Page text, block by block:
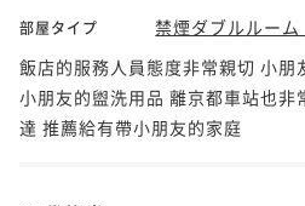
部屋タイプ
禁煙ダブルルー
飯店的服務人員態度非常親切 小
小朋友的盥洗用品 離京都車站也非
達 推薦給有帶小朋友的家庭